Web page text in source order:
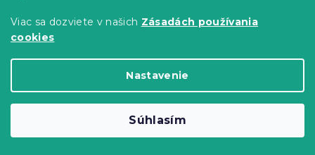
Viac sa dozviete v našich Zásadách používania
cookies
Nastavenie
Súhlasím
Sada 4 ks plastových stoličiek OSAKA,